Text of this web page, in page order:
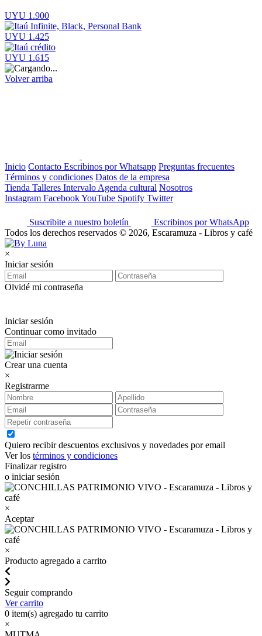
UYU 1.900
UYU 1.425
UYU 1.615
Volver arriba
Inicio Contacto Escribinos por Whatsapp Preguntas frecuentes
Términos y condiciones Datos de la empresa
Tienda Talleres Intervalo Agenda cultural Nosotros
Instagram FacebookYouTube Spotify Twitter
Suscribite a nuestro boletín
Escribinos por WhatsApp
Todos los derechos reservados © 2026, Escaramuza - Libros y café
×
Iniciar sesión
Olvidé mi contraseña
Iniciar sesión
Continuar como invitado
Crear una cuenta
×
Registrarme
Quiero recibir descuentos exclusivos y novedades por email
Ver los términos y condiciones
Finalizar registro
o iniciar sesión
×
Aceptar
×
Producto agregado a carrito
Seguir comprando
Ver carrito
0 item(s) agregado tu carrito
×